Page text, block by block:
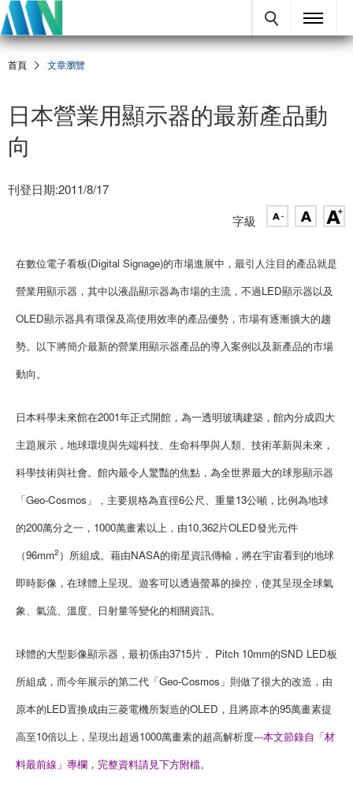
首頁 文章瀏覽
日本營業用顯示器的最新產品動
向
刊登日期:2011/8/17
字級
在數位電子看板(Digital Signage)的市場進展中，最引人注目的產品就是
營業用顯示器，其中以液晶顯示器為市場的主流，不過LED顯示器以及
OLED顯示器具有環保及高使用效率的產品優勢，市場有逐漸擴大的趨
勢。以下將簡介最新的營業用顯示器產品的導入案例以及新產品的市場
動向。
日本科學未來館在2001年正式開館，為一透明玻璃建築，館內分成四大
主題展示，地球環境與先端科技、生命科學與人類、技術革新與未來，
科學技術與社會。館內最令人驚豔的焦點，為全世界最大的球形顯示器
「Geo-Cosmos」，主要規格為直徑6公尺、重量13公噸，比例為地球
的200萬分之一，1000萬畫素以上，由10,362片OLED發光元件
（96mm2 ）所組成。藉由NASA的衛星資訊傳輸，將在宇宙看到的地球
即時影像，在球體上呈現。遊客可以透過螢幕的操控，使其呈現全球氣
象、氣流、溫度、日射量等變化的相關資訊。
球體的大型影像顯示器，最初係由3715片， Pitch 10mm的SND LED板
所組成，而今年展示的第二代「Geo-Cosmos」則做了很大的改造，由
原本的LED置換成由三菱電機所製造的OLED，且將原本的95萬畫素提
高至10倍以上，呈現出超過1000萬畫素的超高解析度---本文節錄自「材
料最前線」專欄，完整資料請見下方附檔。